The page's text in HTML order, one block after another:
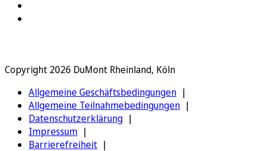
Copyright 2026 DuMont Rheinland, Köln
Allgemeine Geschäftsbedingungen
Allgemeine Teilnahmebedingungen
Datenschutzerklärung
Impressum
Barrierefreiheit